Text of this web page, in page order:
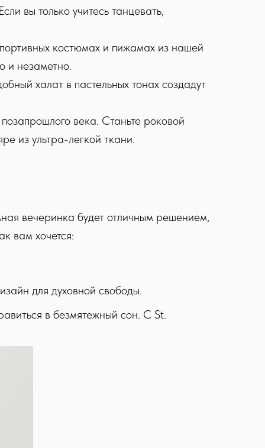
вы только учитесь танцевать,
костюмах и пижамах из нашей
и незаметно.
халат в пастельных тонах создадут
века. Станьте роковой
из ультра-легкой ткани.
вечеринка будет отличным решением,
вам хочется:
для духовной свободы.
в безмятежный сон. С St.